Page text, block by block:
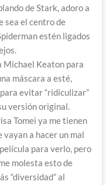
de Stark, adoro a
sea el centro de
estén ligados
Michael Keaton para
máscara a esté,
evitar “ridiculizar”
versión original.
Tomei ya me tienen
a hacer un mal
para verlo, pero
molesta esto de
“diversidad” al